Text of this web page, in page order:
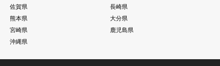
佐賀県
長崎県
熊本県
大分県
宮崎県
鹿児島県
沖縄県